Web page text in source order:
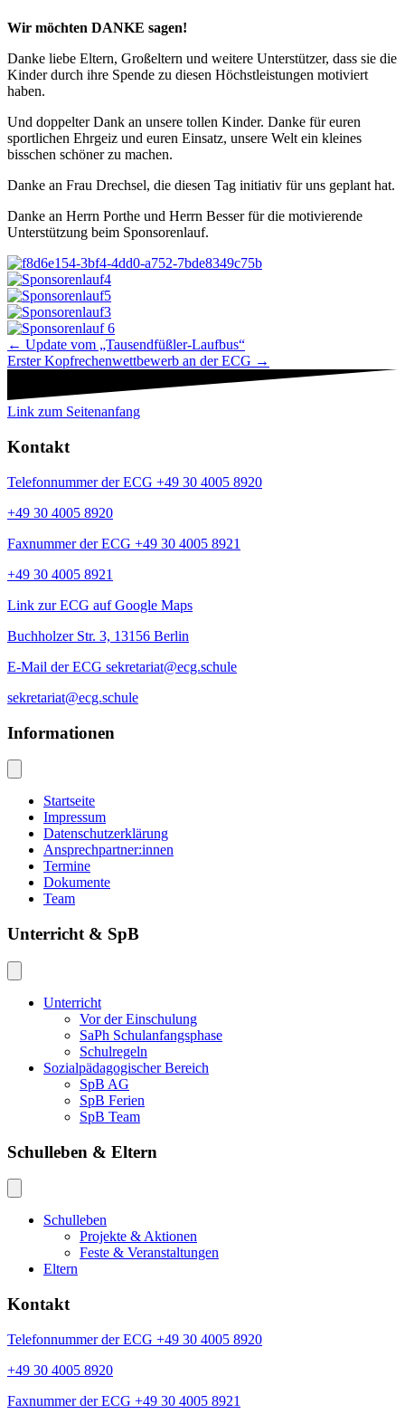
Wir möchten DANKE sagen!
Danke liebe Eltern, Großeltern und weitere Unterstützer, dass sie die
Kinder durch ihre Spende zu diesen Höchstleistungen motiviert
haben.
Und doppelter Dank an unsere tollen Kinder. Danke für euren
sportlichen Ehrgeiz und euren Einsatz, unsere Welt ein kleines
bisschen schöner zu machen.
Danke an Frau Drechsel, die diesen Tag initiativ für uns geplant hat.
Danke an Herrn Porthe und Herrn Besser für die motivierende
Unterstützung beim Sponsorenlauf.
Navigation
Beiträge
← Update vom „Tausendfüßler-Laufbus“
Erster Kopfrechenwettbewerb an der ECG →
Link zum Seitenanfang
Kontakt
Telefonnummer der ECG +49 30 4005 8920
+49 30 4005 8920
Faxnummer der ECG +49 30 4005 8921
+49 30 4005 8921
Link zur ECG auf Google Maps
Buchholzer Str. 3, 13156 Berlin
E-Mail der ECG sekretariat@ecg.schule
sekretariat@ecg.schule
Informationen
Startseite
Impressum
Datenschutzerklärung
Ansprechpartner:innen
Termine
Dokumente
Team
Unterricht & SpB
Unterricht
Vor der Einschulung
SaPh Schulanfangsphase
Schulregeln
Sozialpädagogischer Bereich
SpB AG
SpB Ferien
SpB Team
Schulleben & Eltern
Schulleben
Projekte & Aktionen
Feste & Veranstaltungen
Eltern
Kontakt
Telefonnummer der ECG +49 30 4005 8920
+49 30 4005 8920
Faxnummer der ECG +49 30 4005 8921